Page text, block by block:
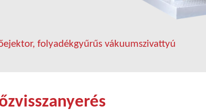
folyadékgyűrűs vákuumszivattyú